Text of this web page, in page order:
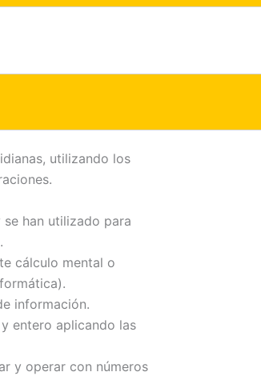
utilizando los
han utilizado para
cálculo mental o
información.
entero aplicando las
y operar con números